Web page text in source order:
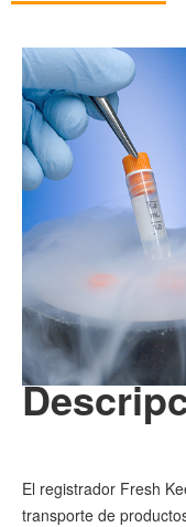
El registrador Fresh
transporte de